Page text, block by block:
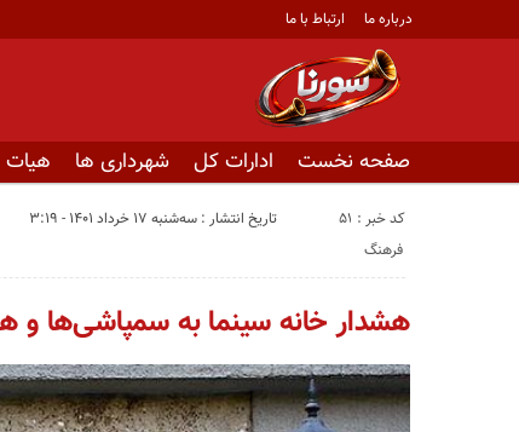
درباره ما ارتباط با ما
صفحه نخست ادارات کل شهرداری ها
کد خبر : 51 تاریخ انتشار : سه‌شنبه ۱۷ خرداد ۱۴۰۱ - ۳:۱۹
فرهنگ
هشدار خانه سینما به سمپاشی‌ها و